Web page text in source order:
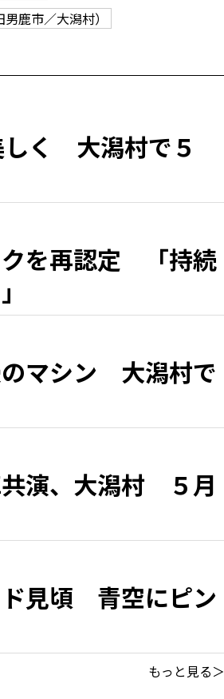
鹿市／大潟村）
しく 大潟村で５
クを再認定 「持続
マシン 大潟村で
演、大潟村 ５月
見頃 青空にピン
もっと見る＞